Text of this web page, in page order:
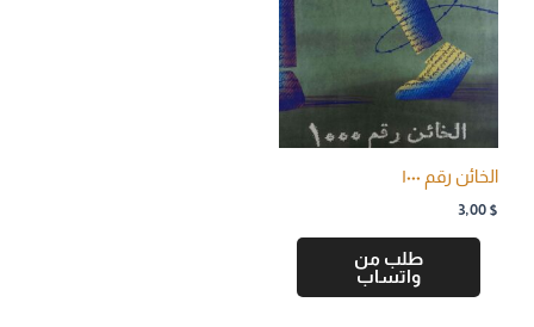
الخائن رقم ۱۰۰۰
3,00 $
طلب من
واتساب